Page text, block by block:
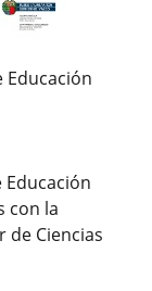
Educación
Educación
con la
de Ciencias